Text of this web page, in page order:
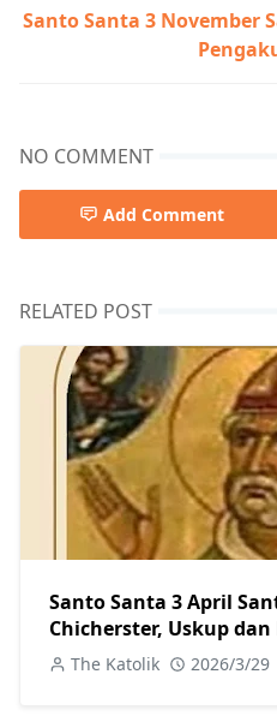
Santo Santa 3 November
NO COMMENT
Add Comment
RELATED POST
Santo Santa 3 April
Chicherster, Uskup
The Katolik 2026/3/29